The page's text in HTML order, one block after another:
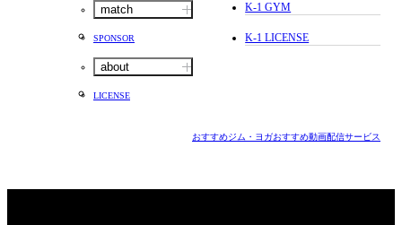
match
SPONSOR
about
LICENSE
K-1 GYM
K-1 LICENSE
おすすめジム・ヨガおすすめ動画配信サービス